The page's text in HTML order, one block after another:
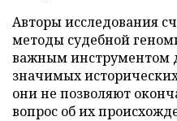
Авторы исследования
методы судебной
важным инструментом
значимых
они не позволяют
вопрос об их